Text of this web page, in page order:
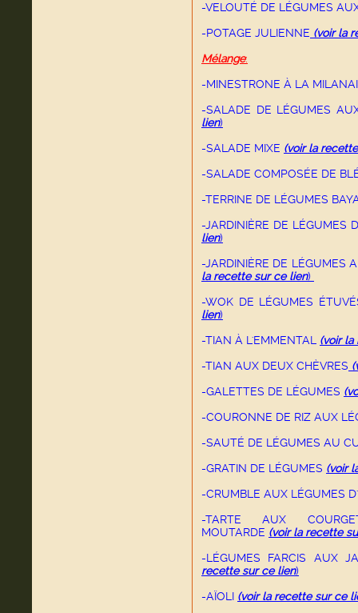
-VELOUTÉ DE LÉGUMES
-POTAGE JULIENNE (voir la
Mélange:
-MINESTRONE À LA
-SALADE DE LÉGUMES
lien)
-SALADE MIXE (voir la
-SALADE COMPOSÉE DE
-TERRINE DE LÉGUMES
-JARDINIÈRE DE LÉGUMES
lien)
-JARDINIÈRE DE LÉGUMES
la recette sur ce lien)
-WOK DE LÉGUMES
lien)
-TIAN À L'EMMENTAL (voir
-TIAN AUX DEUX CHÈVRES
-GALETTES DE LÉGUMES
-COURONNE DE RIZ AUX
-SAUTÉ DE LÉGUMES AU
-GRATIN DE LÉGUMES (voir
-CRUMBLE AUX LÉGUMES
-TARTE AUX
MOUTARDE (voir la recette
-LÉGUMES FARCIS AUX
recette sur ce lien)
-AÏOLI (voir la recette sur ce